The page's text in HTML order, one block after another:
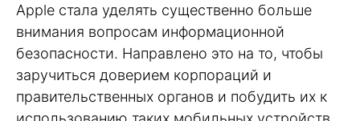
Apple стала уделять существенно больше
внимания вопросам информационной
безопасности. Направлено это на то, чтобы
заручиться доверием корпораций и
правительственных органов и побудить их к